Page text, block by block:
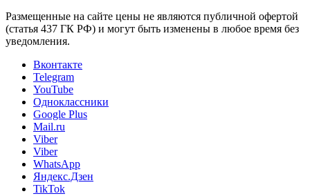
Размещенные на сайте цены не являются публичной офертой
(статья 437 ГК РФ) и могут быть изменены в любое время без
уведомления.
Вконтакте
Telegram
YouTube
Одноклассники
Google Plus
Mail.ru
Viber
Viber
WhatsApp
Яндекс.Дзен
TikTok